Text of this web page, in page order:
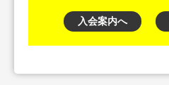
入会案内へ